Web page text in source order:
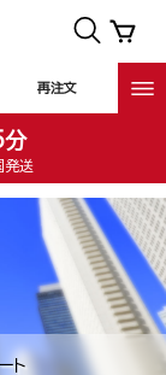
再注文
分
発送
ト